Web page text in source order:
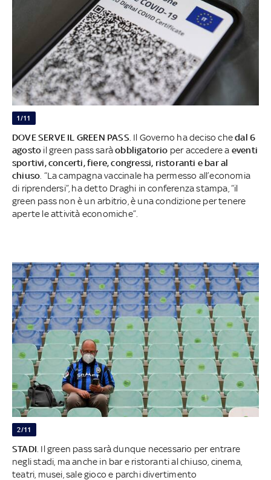
1/11
DOVE SERVE IL GREEN PASS. Il Governo ha deciso chedal 6
agosto il green pass saràobbligatorio per accedere a eventi
sportivi, concerti, fiere, congressi, ristoranti e bar al
chiuso . “La campagna vaccinale ha permesso all’economia
di riprendersi”, ha detto Draghi in conferenza stampa, “il
green pass non è un arbitrio, è una condizione per tenere
aperte le attività economiche”.
2/11
STADI . Il green pass sarà dunque necessario per entrare
negli stadi, ma anche in bar e ristoranti al chiuso, cinema,
teatri, musei, sale gioco e parchi divertimento